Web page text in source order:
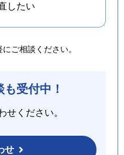
したい
ご相談ください。
受付中！
せください。
せ